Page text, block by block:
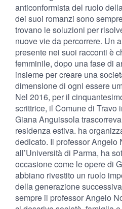
anticonformista del ruolo
dei suoi romanzi sono
trovano le soluzioni per
nuove vie da percorrere. Un
presente nei suoi racconti è
femminile, dopo una fase di
insieme per creare una
dimensione di ogni essere
Nel 2016, per il
scrittrice, il Comune di Travo
Giana Anguissola
residenza estiva. ha
dedicato. Il professor Angelo
all’Università di Parma, ha
occasione come le opere di
abbiano rivestito un ruolo
della generazione
sempre il professor Angelo